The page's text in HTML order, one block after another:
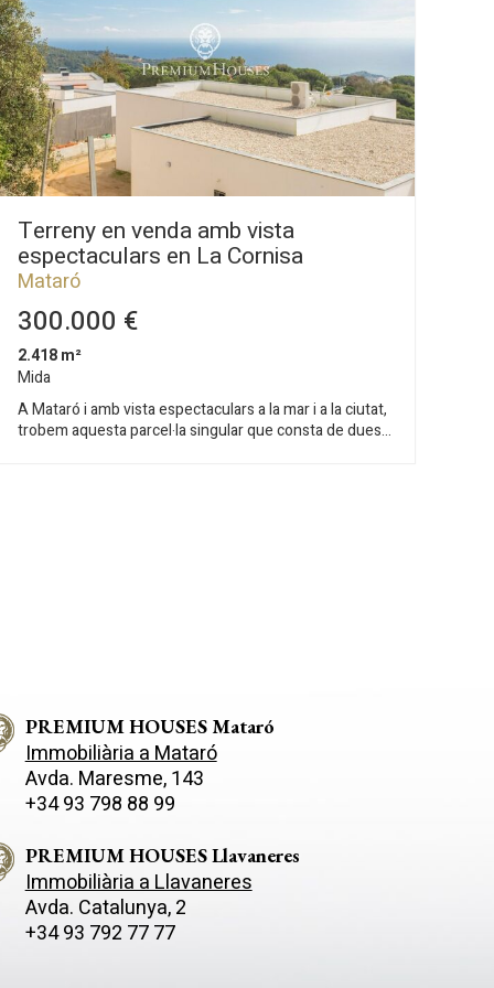
Terreny en venda amb vista
espectaculars en La Cornisa
Mataró
300.000 €
2.418 m²
Mida
A Mataró i amb vista espectaculars a la mar i a la ciutat,
trobem aquesta parcel·la singular que consta de dues
PREMIUM HOUSES Mataró
Immobiliària a Mataró
Avda. Maresme, 143
+34 93 798 88 99
PREMIUM HOUSES Llavaneres
Immobiliària a Llavaneres
Avda. Catalunya, 2
+34 93 792 77 77